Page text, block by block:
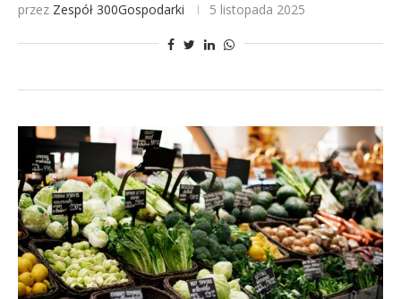
przez Zespół 300Gospodarki 5 listopada 2025